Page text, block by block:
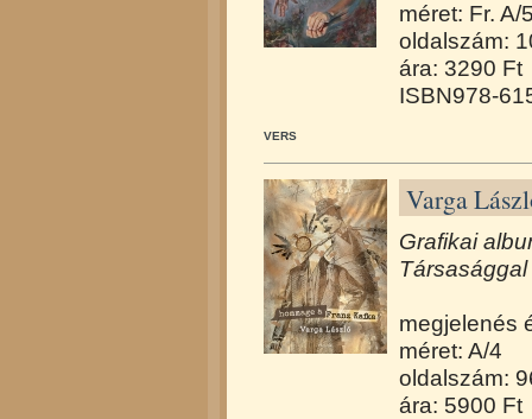
méret: Fr. A/
oldalszám:
ára: 3290 Ft
ISBN978-
VERS
Varga
Grafikai
megjelenés
méret: A/4
oldalszám:
ára: 5900 Ft